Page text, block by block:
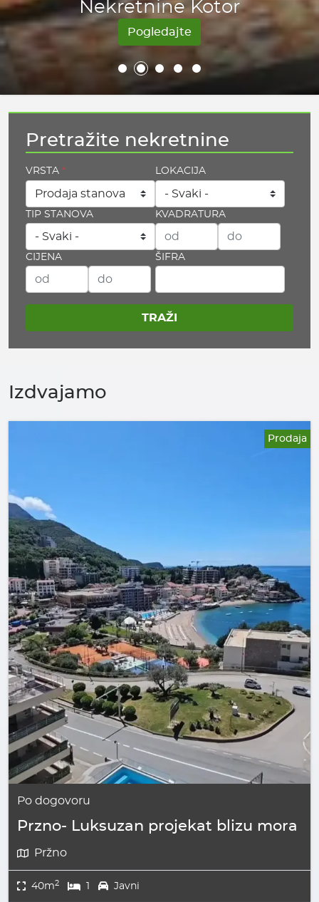
Nekretnine Budva
Vaš pouzdan partner.
Nekretnine Kotor
Pogledajte
Nekretnine Tivat
Pogledajte
Nekretnine Bar
Pogledajte
Nekretnine Herceg Novi
Pogledajte
Pretražite nekretnine
VRSTA LOKACIJA
TIP STANOVA KVADRATURA
CIJENA ŠIFRA
Izdvajamo
Prodaja
Po dogovoru
Przno- Luksuzan projekat blizu mora
Pržno
40m2 1 Javni